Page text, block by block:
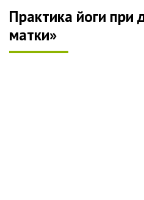
Практика йоги при
матки»